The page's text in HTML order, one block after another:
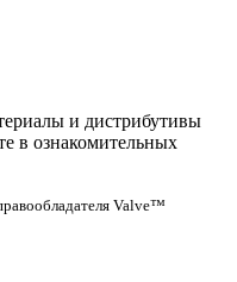
и дистрибутивы
в ознакомительных
Valve™